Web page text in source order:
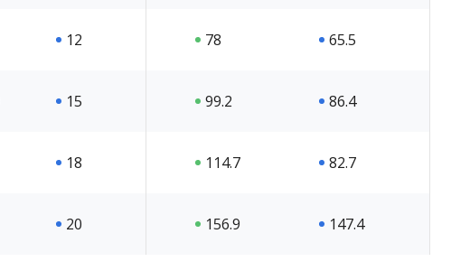
12 78 65.5
15 99.2 86.4
18 114.7 82.7
20 156.9 147.4